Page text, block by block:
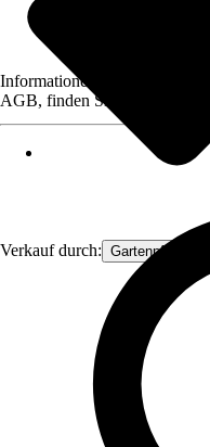
Verkauf durch: Gartenpflanzen
Informationen des
AGB, finden Sie bei Klick auf